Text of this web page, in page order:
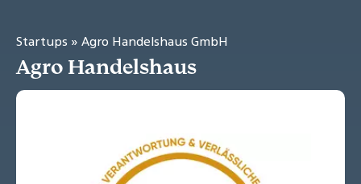
Startups » Agro Handelshaus GmbH
Agro Handelshaus